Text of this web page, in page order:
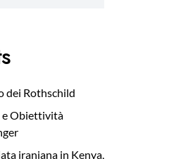
dei Rothschild
e Obiettività
iraniana in Kenya,